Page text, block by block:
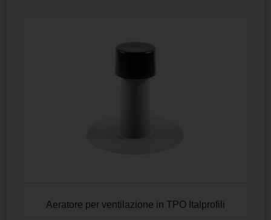
Aeratore per ventilazione in TPO Italprofili